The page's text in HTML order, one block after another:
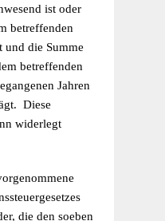
ist oder
betreffenden
und die Summe
betreffenden
Jahren
Diese
widerlegt
die den soeben